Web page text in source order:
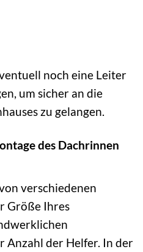
noch eine Leiter
um sicher an die
zu gelangen.
des Dachrinnen
verschiedenen
Größe Ihres
Anzahl der Helfer. In der